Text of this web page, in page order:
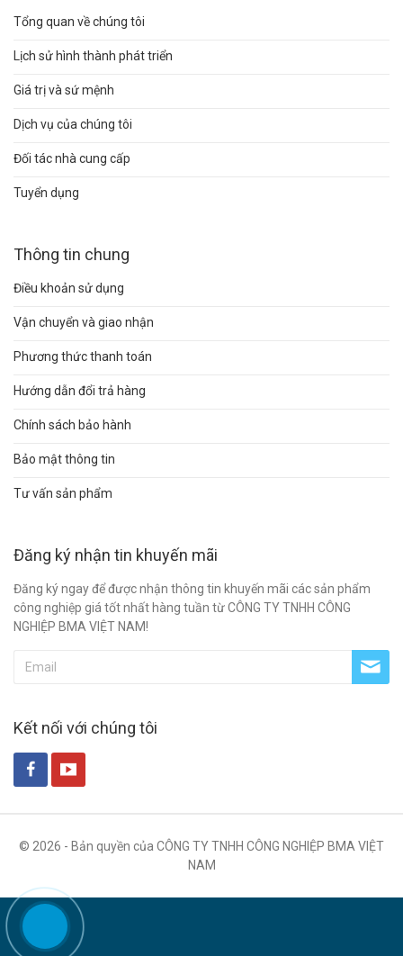
Tổng quan về chúng tôi
Lịch sử hình thành phát triển
Giá trị và sứ mệnh
Dịch vụ của chúng tôi
Đối tác nhà cung cấp
Tuyển dụng
Thông tin chung
Điều khoản sử dụng
Vận chuyển và giao nhận
Phương thức thanh toán
Hướng dẫn đổi trả hàng
Chính sách bảo hành
Bảo mật thông tin
Tư vấn sản phẩm
Đăng ký nhận tin khuyến mãi
Đăng ký ngay để được nhận thông tin khuyến mãi các sản phẩm
công nghiệp giá tốt nhất hàng tuần từ CÔNG TY TNHH CÔNG
NGHIỆP BMA VIỆT NAM!
Kết nối với chúng tôi
© 2026 - Bản quyền của CÔNG TY TNHH CÔNG NGHIỆP BMA VIỆT
NAM